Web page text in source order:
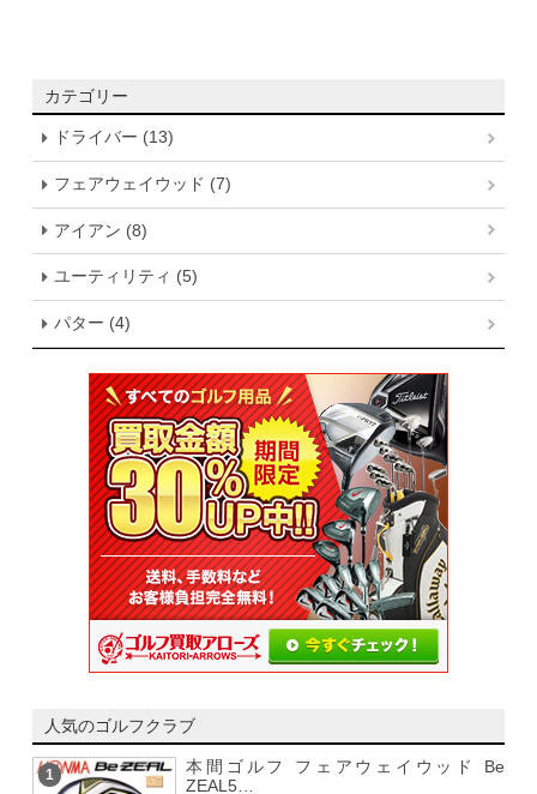
カテゴリー
ドライバー (13)
フェアウェイウッド (7)
アイアン (8)
ユーティリティ (5)
パター (4)
人気のゴルフクラブ
1
本間ゴルフ フェアウェイウッド Be
ZEAL5…